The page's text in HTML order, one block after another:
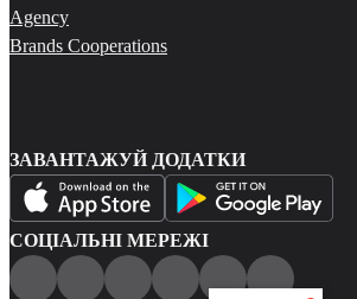
Agency
Brands Cooperations
ЗАВАНТАЖУЙ ДОДАТКИ
СОЦІАЛЬНІ МЕРЕЖІ